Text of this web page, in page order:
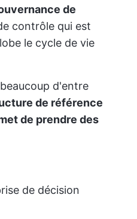
de
contrôle qui est
le cycle de vie
d'entre
de référence
de prendre des
de décision